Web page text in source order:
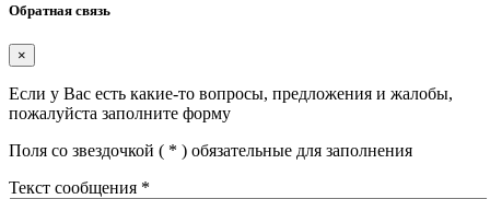
Обратная связь
×
Если у Вас есть какие-то вопросы, предложения и жалобы,
пожалуйста заполните форму
Поля со звездочкой ( * ) обязательные для заполнения
Текст сообщения *